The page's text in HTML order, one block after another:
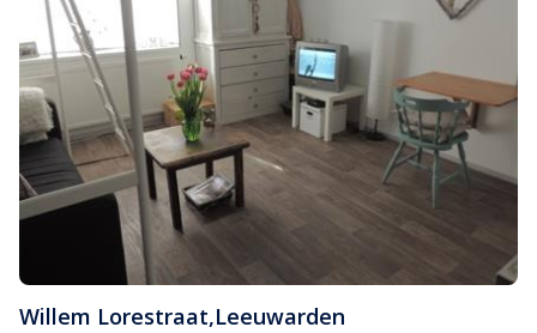
Willem Lorestraat,Leeuwarden